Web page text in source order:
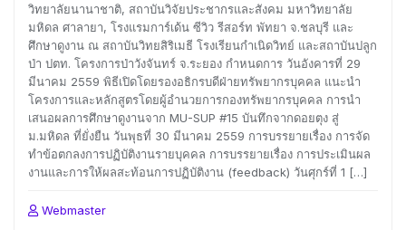
วิทยาลัยนานาชาติ, สถาบันวิจัยประชากรและสังคม มหาวิทยาลัย
มหิดล ศาลายา, โรงแรมการ์เด้น ซีวิว รีสอร์ท พัทยา จ.ชลบุรี และ
ศึกษาดูงาน ณ สถาบันวิทยสิริเมธี โรงเรียนกำเนิดวิทย์ และสถาบันปลูก
ป่า ปตท. โครงการป่าวังจันทร์ จ.ระยอง กำหนดการ วันอังคารที่ 29
มีนาคม 2559 พิธีเปิดโดยรองอธิกรบดีฝ่ายทรัพยากรบุคคล แนะนำ
โครงการและหลักสูตรโดยผู้อำนวยการกองทรัพยากรบุคคล การนำ
เสนอผลการศึกษาดูงานจาก MU-SUP #15 บันทึกจากดอยตุง สู่
ม.มหิดล ที่ยั่งยืน วันพุธที่ 30 มีนาคม 2559 การบรรยายเรื่อง การจัด
ทำข้อตกลงการปฏิบัติงานรายบุคคล การบรรยายเรื่อง การประเมินผล
งานและการให้ผลสะท้อนการปฏิบัติงาน (feedback) วันศุกร์ที่ 1 […]
Webmaster